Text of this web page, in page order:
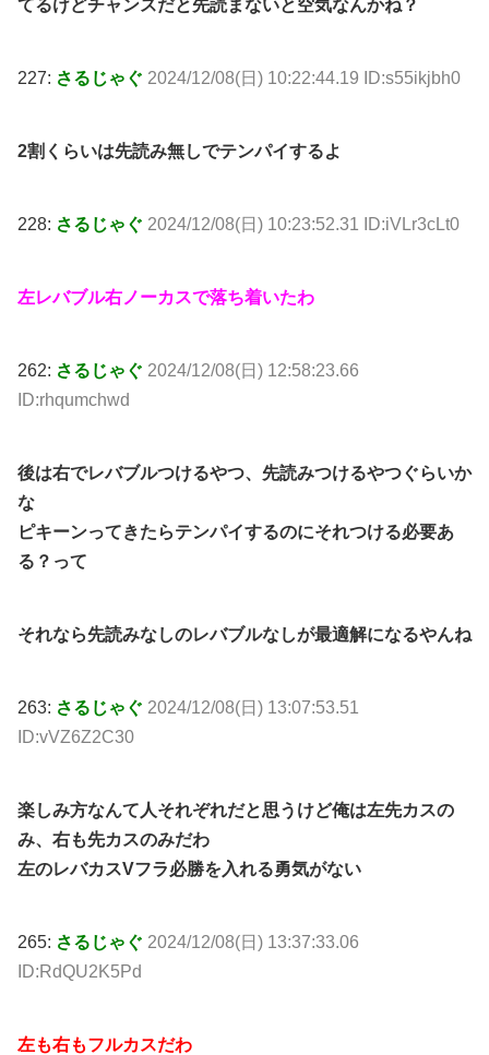
てるけどチャンスだと先読まないと空気なんかね？
227: さるじゃぐ 2024/12/08(日) 10:22:44.19 ID:s55ikjbh0
2割くらいは先読み無しでテンパイするよ
228: さるじゃぐ 2024/12/08(日) 10:23:52.31 ID:iVLr3cLt0
左レバブル右ノーカスで落ち着いたわ
262: さるじゃぐ 2024/12/08(日) 12:58:23.66
ID:rhqumchwd
後は右でレバブルつけるやつ、先読みつけるやつぐらいか
な
ピキーンってきたらテンパイするのにそれつける必要あ
る？って
それなら先読みなしのレバブルなしが最適解になるやんね
263: さるじゃぐ 2024/12/08(日) 13:07:53.51
ID:vVZ6Z2C30
楽しみ方なんて人それぞれだと思うけど俺は左先カスの
み、右も先カスのみだわ
左のレバカスVフラ必勝を入れる勇気がない
265: さるじゃぐ 2024/12/08(日) 13:37:33.06
ID:RdQU2K5Pd
左も右もフルカスだわ